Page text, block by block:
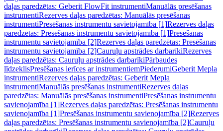
daļas paredzētas: Geberit FlowFit instrumentiManuālās presēšanas
instrumentiRezerves daļas paredzētas: Manuālās presēšanas
instrumentiPresēšanas instrumentu savietojamība [1]Rezerves daļas
paredzētas: Presēšanas instrumentu savietojamība [1]Presēšanas
instrumentu savietojamība [2]Rezerves daļas paredzētas: Presēšanas
instrumentu savietojamība [2]Cauruļu apstrādes darbarīkiRezerves
daļas paredzētas: Cauruļu apstrādes darbarīkiPārbaudes
līdzeklisPresēšanas ierīces ar instrumentiemPiederumiGeberit Mepla
instrumentiRezerves daļas paredzētas: Geberit Mepla
instrumentiManuālās presēšanas instrumentiRezerves daļas
paredzētas: Manuālās presēšanas instrumentiPresēšanas instrumentu
savienojamība [1]Rezerves daļas paredzētas: Presēšanas instrumentu
savienojamība [1]Presēšanas instrumentu savienojamība [2]Rezerves
daļas paredzētas: Presēšanas instrumentu savienojamība [2]Cauruļu